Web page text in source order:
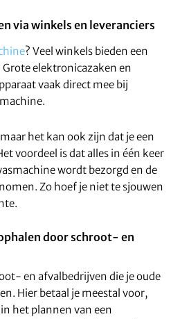
via winkels en leveranciers
? Veel winkels bieden een
elektronicazaken en
vaak direct mee bij
het kan ook zijn dat je een
voordeel is dat alles in één keer
wordt bezorgd en de
Zo hoef je niet te sjouwen
door schroot- en
en afvalbedrijven die je oude
Hier betaal je meestal voor,
het plannen van een